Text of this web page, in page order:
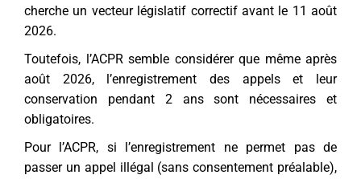
cherche un vecteur législatif correctif avant le 11 août
2026.
Toutefois, l’ACPR semble considérer que même après
août 2026, l’enregistrement des appels et leur
conservation pendant 2 ans sont nécessaires et
obligatoires.
Pour l’ACPR, si l’enregistrement ne permet pas de
passer un appel illégal (sans consentement préalable),